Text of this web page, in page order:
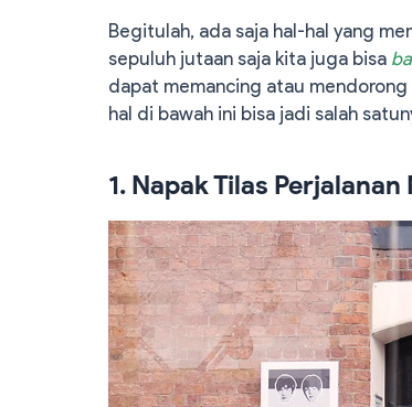
Begitulah, ada saja hal-hal yang
sepuluh jutaan saja kita juga bisa
dapat memancing atau mendorong
hal di bawah ini bisa jadi salah
1. Napak Tilas